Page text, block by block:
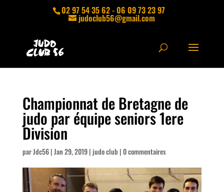
02 97 54 35 62 - 06 09 73 23 97
judoclub56@gmail.com
Championnat de Bretagne de
judo par équipe seniors 1ere
Division
parJdc56|Jan 29, 2019| judo club |0 commentaires